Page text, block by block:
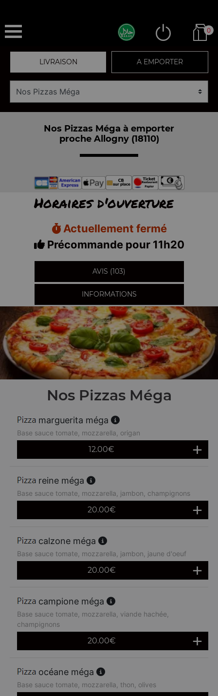
0
LIVRAISON A EMPORTER
Nos Pizzas Méga à emporter
proche Allogny (18110)
Horaires d'ouverture
Actuellement fermé
Précommande pour 11h20
AVIS (103)
INFORMATIONS
Nos Pizzas Méga
marguerita méga
Base sauce tomate, mozzarella, origan
12.00€
reine méga
Base sauce tomate, mozzarella, jambon, champignons
20.00€
calzone méga
Base sauce tomate, mozzarella, jambon, jaune d'oeuf
20.00€
campione méga
Base sauce tomate, mozzarella, viande hachée,
champignons
20.00€
océane méga
Base sauce tomate, mozzarella, thon, olives